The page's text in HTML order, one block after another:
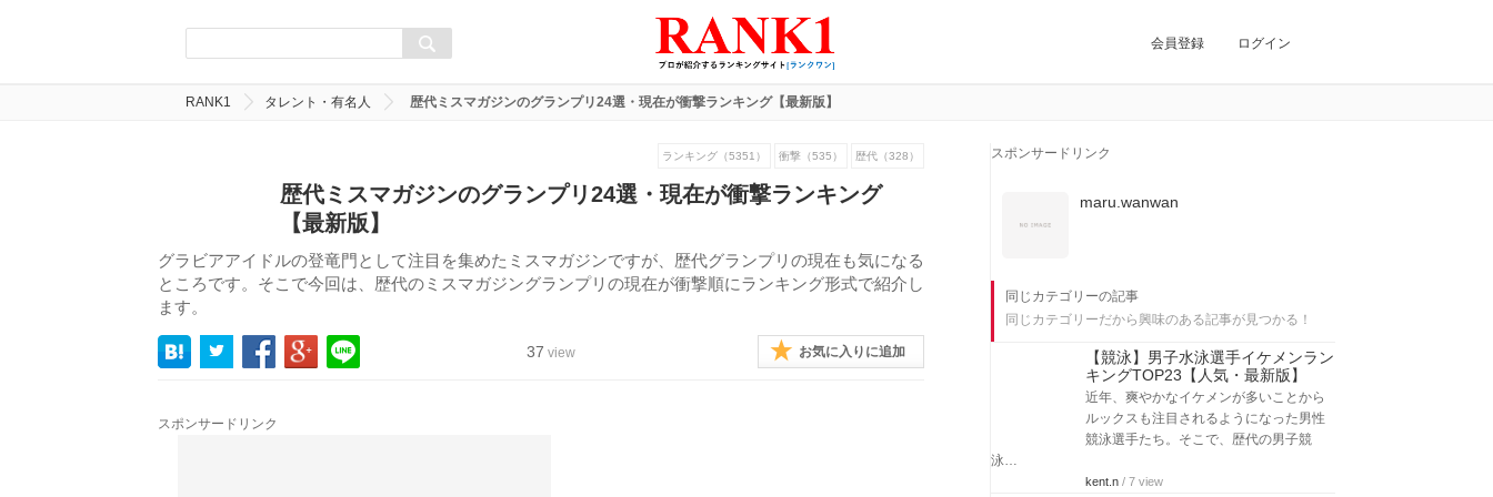
会員登録 ログイン
RANK1 タレント・有名人 歴代ミスマガジンのグランプリ24選・現在が衝撃ランキング【最新版】
ランキング（5351） 衝撃（535） 歴代（328）
歴代ミスマガジンのグランプリ24選・現在が衝撃ランキング
【最新版】
グラビアアイドルの登竜門として注目を集めたミスマガジンですが、歴代グランプリの現在も気になる
ところです。そこで今回は、歴代のミスマガジングランプリの現在が衝撃順にランキング形式で紹介し
ます。
37 view お気に入りに追加
スポンサードリンク
スポンサードリンク
maru.wanwan
同じカテゴリーの記事
同じカテゴリーだから興味のある記事が見つかる！
【競泳】男子水泳選手イケメンラン
キングTOP23【人気・最新版】
近年、爽やかなイケメンが多いことから
ルックスも注目されるようになった男性
競泳選手たち。そこで、歴代の男子競
泳…
kent.n / 7 view